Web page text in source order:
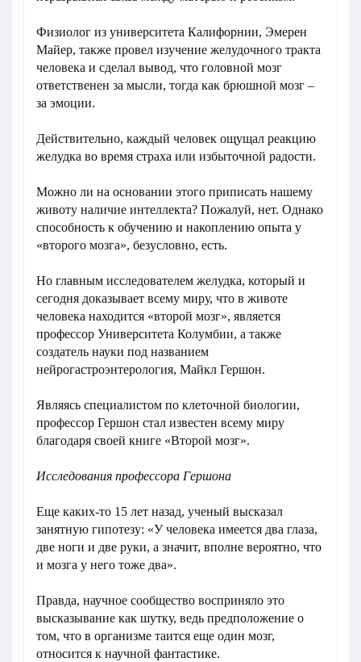
Физиолог из университета Калифорнии, Эмерен
Майер, также провел изучение желудочного тракта
человека и сделал вывод, что головной мозг
ответственен за мысли, тогда как брюшной мозг –
за эмоции.
Действительно, каждый человек ощущал реакцию
желудка во время страха или избыточной радости.
Можно ли на основании этого приписать нашему
животу наличие интеллекта? Пожалуй, нет. Однако
способность к обучению и накоплению опыта у
«второго мозга», безусловно, есть.
Но главным исследователем желудка, который и
сегодня доказывает всему миру, что в животе
человека находится «второй мозг», является
профессор Университета Колумбии, а также
создатель науки под названием
нейрогастроэнтерология, Майкл Гершон.
Являясь специалистом по клеточной биологии,
профессор Гершон стал известен всему миру
благодаря своей книге «Второй мозг».
Исследования профессора Гершона
Еще каких-то 15 лет назад, ученый высказал
занятную гипотезу: «У человека имеется два глаза,
две ноги и две руки, а значит, вполне вероятно, что
и мозга у него тоже два».
Правда, научное сообщество восприняло это
высказывание как шутку, ведь предположение о
том, что в организме таится еще один мозг,
относится к научной фантастике.